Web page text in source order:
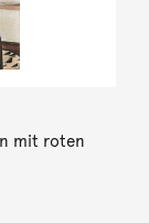
mit roten